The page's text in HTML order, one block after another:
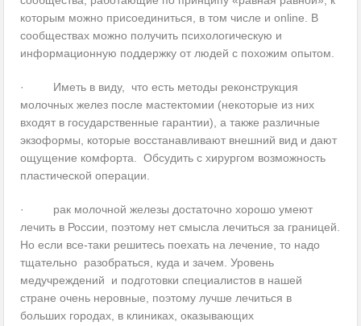
которым можно присоединиться, в том числе и online. В
сообществах можно получить психологическую и
информационную поддержку от людей с похожим опытом.
· Иметь в виду, что есть методы реконструкция
молочных желез после мастектомии (некоторые из них
входят в государственные гарантии), а также различные
экзоформы, которые восстанавливают внешний вид и дают
ощущение комфорта. Обсудить с хирургом возможность
пластической операции.
· рак молочной железы достаточно хорошо умеют
лечить в России, поэтому нет смысла лечиться за границей.
Но если все-таки решитесь поехать на лечение, то надо
тщательно разобраться, куда и зачем. Уровень
медучреждений и подготовки специалистов в нашей
стране очень неровные, поэтому лучше лечиться в
больших городах, в клиниках, оказывающих